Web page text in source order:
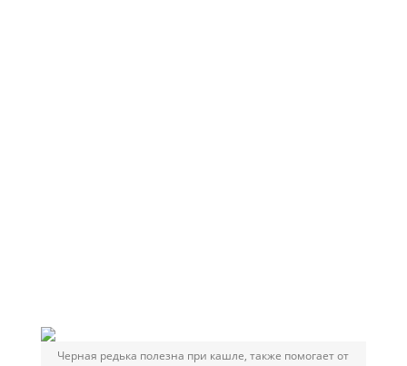
Черная редька полезна при кашле, также помогает от